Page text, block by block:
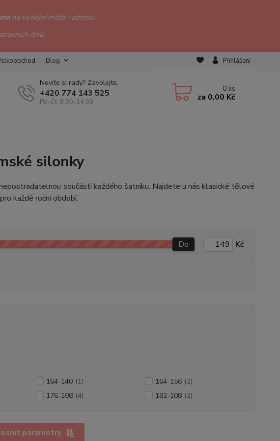
na výdejní místa i adresu.
dnů.
Blog Přihlášení
Nevíte si rady? Zavolejte.
+420 774 143 525
Po-Čt: 8.00-14.00
0 ks
za 0,00 Kč
silonky
součástí každého šatníku. Najdete u nás klasické tělové
každé roční období.
parametry
Do Kč
164-140 (1) 164-156 (2)
176-108 (4) 182-108 (2)